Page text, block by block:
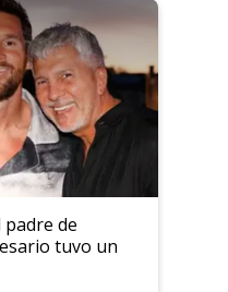
de
tuvo un